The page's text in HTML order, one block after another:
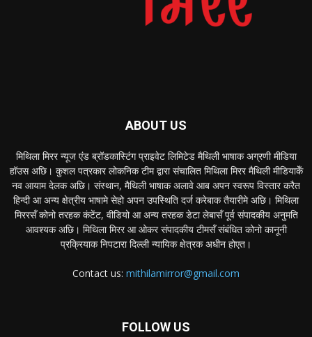
ABOUT US
मिथिला मिरर न्यूज एंड ब्रॉडकास्टिंग प्राइवेट लिमिटेड मैथिली भाषाक अग्रणी मीडिया
हॉउस अछि। कुशल पत्रकार लोकनिक टीम द्वारा संचालित मिथिला मिरर मैथिली मीडियाकेँ
नव आयाम देलक अछि। संस्थान, मैथिली भाषाक अलावे आब अपन स्वरूप विस्तार करैत
हिन्दी आ अन्य क्षेत्रीय भाषामे सेहो अपन उपस्थिति दर्ज करेबाक तैयारीमे अछि। मिथिला
मिररसँ कोनो तरहक कंटेंट, वीडियो आ अन्य तरहक डेटा लेबासँ पूर्व संपादकीय अनुमति
आवश्यक अछि। मिथिला मिरर आ ओकर संपादकीय टीमसँ संबंधित कोनो कानूनी
प्रक्रियाक निपटारा दिल्ली न्यायिक क्षेत्रक अधीन होएत।
Contact us: mithilamirror@gmail.com
FOLLOW US